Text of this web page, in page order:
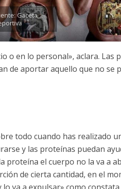
Gaceta
o en lo personal», aclara. Las
de aportar aquello que no se
todo cuando has realizado
y las proteínas puedan
proteína el cuerpo no la va a
de cierta cantidad, en el